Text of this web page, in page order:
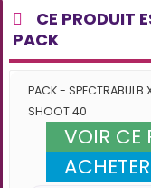
CE PRODUIT
PACK
PACK -
SHOOT 40
VOIR CE